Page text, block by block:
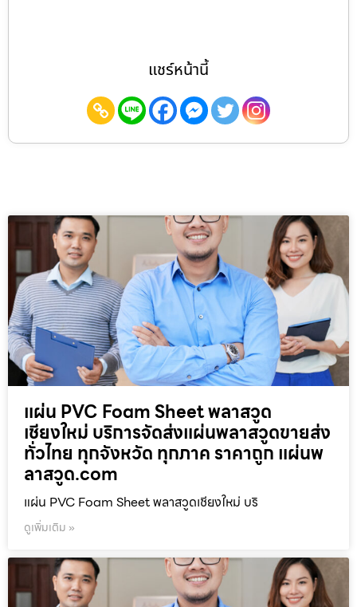
แชร์หน้านี้
แผ่น PVC Foam Sheet พลาสวูด
เชียงใหม่ บริการจัดส่งแผ่นพลาสวูดขายส่ง
ทั่วไทย ทุกจังหวัด ทุกภาค ราคาถูก แผ่นพ
ลาสวูด.com
แผ่น PVC Foam Sheet พลาสวูดเชียงใหม่ บริ
ดูเพิ่มเติม »